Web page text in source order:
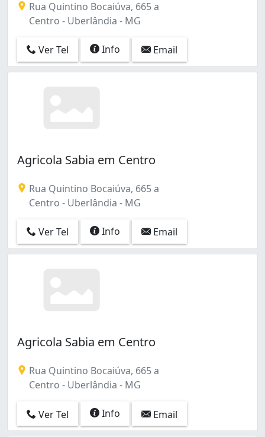
Rua Quintino Bocaiúva, 665 a
Centro - Uberlândia - MG
Ver Tel Info Email
Agricola Sabia em Centro
Rua Quintino Bocaiúva, 665 a
Centro - Uberlândia - MG
Ver Tel Info Email
Agricola Sabia em Centro
Rua Quintino Bocaiúva, 665 a
Centro - Uberlândia - MG
Ver Tel Info Email